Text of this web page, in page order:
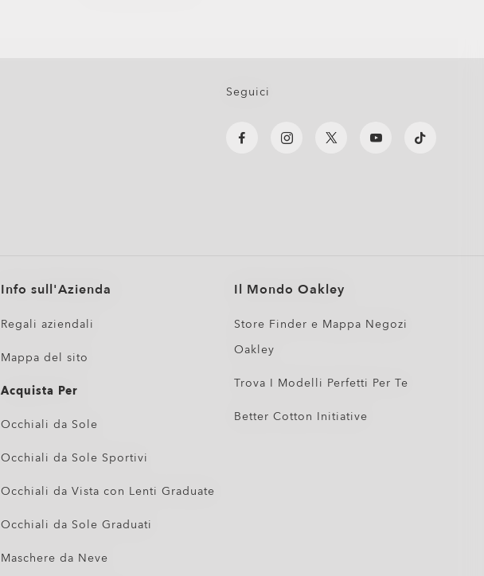
Oakley Topwear in Saldo
Seguici
Info sull'Azienda
Regali aziendali
Mappa del sito
Acquista Per
Occhiali da Sole
Occhiali da Sole Sportivi
Occhiali da Vista con Lenti Graduate
Occhiali da Sole Graduati
Maschere da Neve
Il Mondo Oakley
Store Finder e Mappa Negozi
Oakley
Trova I Modelli Perfetti Per Te
Better Cotton Initiative